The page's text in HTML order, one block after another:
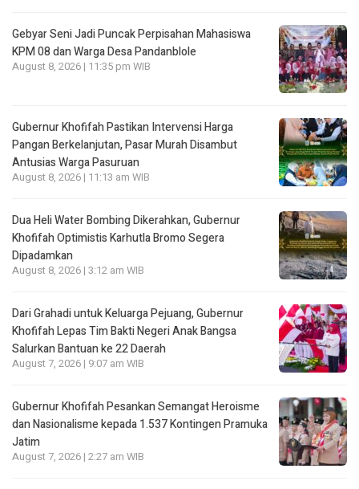
Gebyar Seni Jadi Puncak Perpisahan Mahasiswa
KPM 08 dan Warga Desa Pandanblole
August 8, 2026 | 11:35 pm WIB
Gubernur Khofifah Pastikan Intervensi Harga
Pangan Berkelanjutan, Pasar Murah Disambut
Antusias Warga Pasuruan
August 8, 2026 | 11:13 am WIB
Dua Heli Water Bombing Dikerahkan, Gubernur
Khofifah Optimistis Karhutla Bromo Segera
Dipadamkan
August 8, 2026 | 3:12 am WIB
Dari Grahadi untuk Keluarga Pejuang, Gubernur
Khofifah Lepas Tim Bakti Negeri Anak Bangsa
Salurkan Bantuan ke 22 Daerah
August 7, 2026 | 9:07 am WIB
Gubernur Khofifah Pesankan Semangat Heroisme
dan Nasionalisme kepada 1.537 Kontingen Pramuka
Jatim
August 7, 2026 | 2:27 am WIB